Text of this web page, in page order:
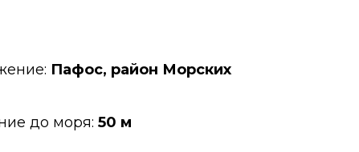
Пафос, район Морских
до моря: 50 м